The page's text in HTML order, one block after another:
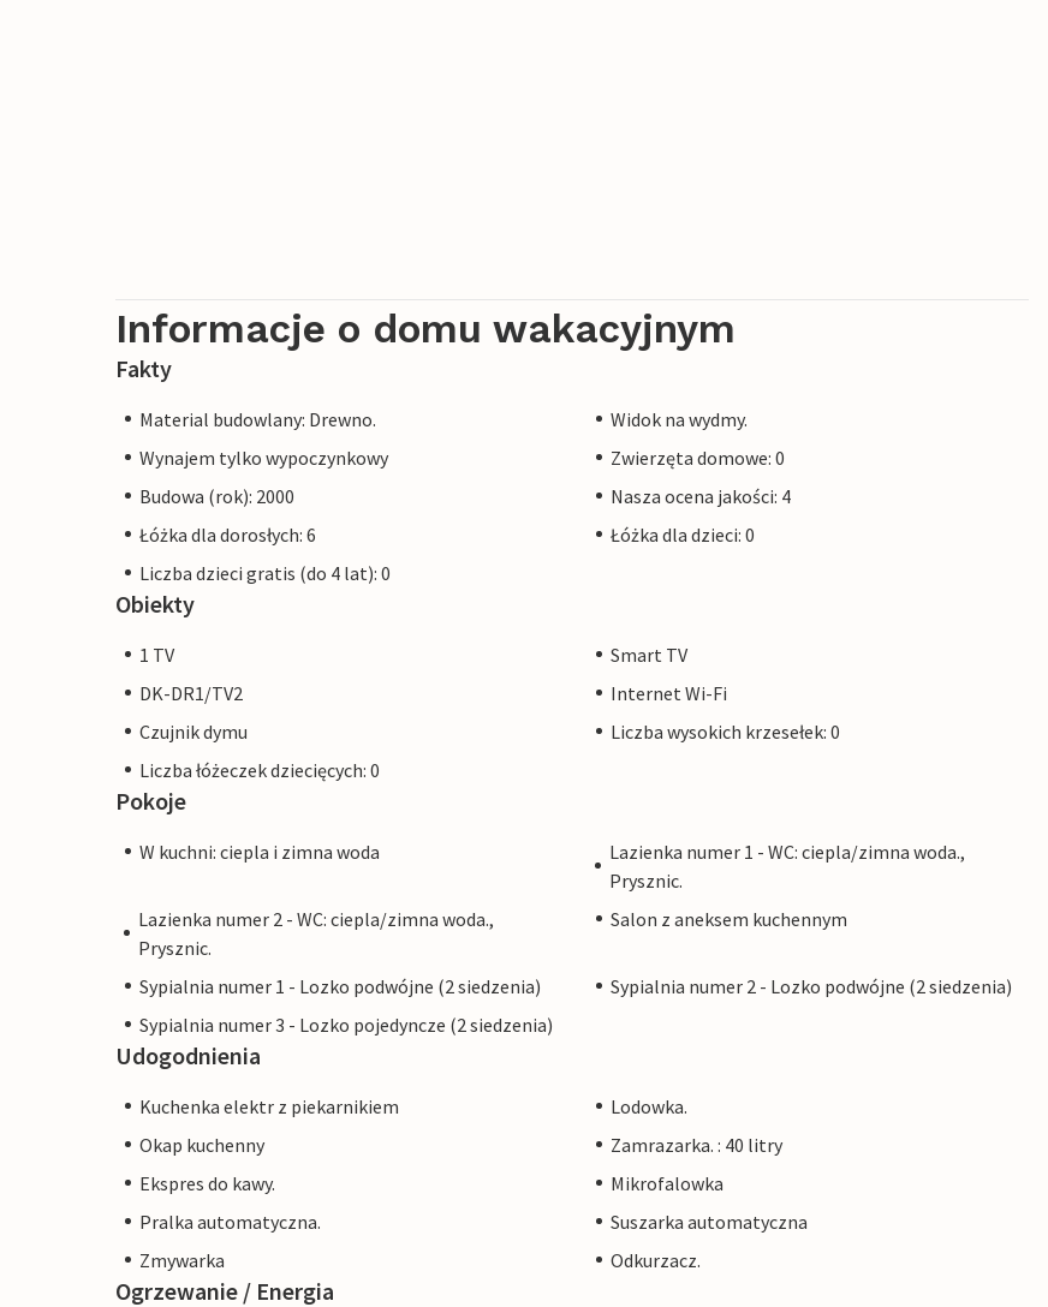
Informacje o domu wakacyjnym
Fakty
Material budowlany: Drewno.
Widok na wydmy.
Wynajem tylko wypoczynkowy
Zwierzęta domowe: 0
Budowa (rok): 2000
Nasza ocena jakości: 4
Łóżka dla dorosłych: 6
Łóżka dla dzieci: 0
Liczba dzieci gratis (do 4 lat): 0
Obiekty
1 TV
Smart TV
DK-DR1/TV2
Internet Wi-Fi
Czujnik dymu
Liczba wysokich krzesełek: 0
Liczba łóżeczek dziecięcych: 0
Pokoje
W kuchni: ciepla i zimna woda
Lazienka numer 1 - WC: ciepla/zimna woda.,
Prysznic.
Lazienka numer 2 - WC: ciepla/zimna woda.,
Prysznic.
Salon z aneksem kuchennym
Sypialnia numer 1 - Lozko podwójne (2 siedzenia)
Sypialnia numer 2 - Lozko podwójne (2 siedzenia)
Sypialnia numer 3 - Lozko pojedyncze (2 siedzenia)
Udogodnienia
Kuchenka elektr z piekarnikiem
Lodowka.
Okap kuchenny
Zamrazarka. : 40 litry
Ekspres do kawy.
Mikrofalowka
Pralka automatyczna.
Suszarka automatyczna
Zmywarka
Odkurzacz.
Ogrzewanie / Energia